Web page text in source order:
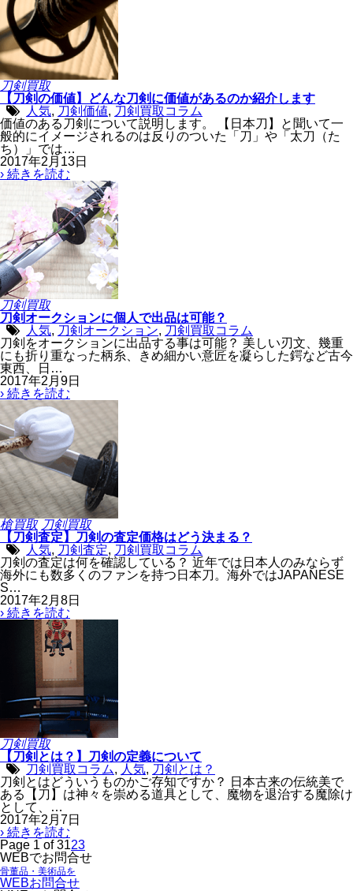
刀剣買取
【刀剣の価値】どんな刀剣に価値があるのか紹介します
人気, 刀剣価値, 刀剣買取コラム
価値のある刀剣について説明します。 【日本刀】と聞いて一
般的にイメージされるのは反りのついた「刀」や「太刀（た
ち）」では…
2017年2月13日
› 続きを読む
刀剣買取
刀剣オークションに個人で出品は可能？
人気, 刀剣オークション, 刀剣買取コラム
刀剣をオークションに出品する事は可能？ 美しい刃文、幾重
にも折り重なった柄糸、きめ細かい意匠を凝らした鍔など古今
東西、日…
2017年2月9日
› 続きを読む
槍買取 刀剣買取
【刀剣査定】刀剣の査定価格はどう決まる？
人気, 刀剣査定, 刀剣買取コラム
刀剣の査定は何を確認している？ 近年では日本人のみならず
海外にも数多くのファンを持つ日本刀。海外ではJAPANESE
S…
2017年2月8日
› 続きを読む
刀剣買取
【刀剣とは？】刀剣の定義について
刀剣買取コラム, 人気, 刀剣とは？
刀剣とはどういうものかご存知ですか？ 日本古来の伝統美で
ある【刀】は神々を崇める道具として、魔物を退治する魔除け
として、…
2017年2月7日
› 続きを読む
Page 1 of 3123
WEBでお問合せ
骨董品・美術品を
WEBお問合せ